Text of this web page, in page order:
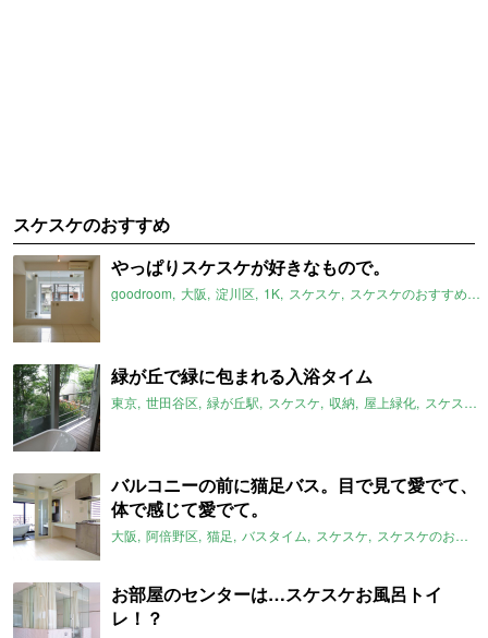
スケスケのおすすめ
やっぱりスケスケが好きなもので。
goodroom 大阪 淀川区 1K スケスケ スケスケのおすすめ
緑が丘で緑に包まれる入浴タイム
東京 世田谷区 緑が丘駅 スケスケ 収納 屋上緑化 スケスケのおすすめ
バルコニーの前に猫足バス。目で見て愛でて、
体で感じて愛でて。
大阪 阿倍野区 猫足 バスタイム スケスケ スケスケのおすすめ
お部屋のセンターは…スケスケお風呂トイ
レ！？